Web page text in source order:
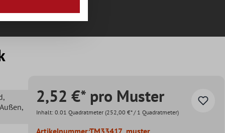
,
,
2,52 €* pro Muster
Inhalt: 0.01 Quadratmeter (252,00 €* / 1 Quadratmeter)
Artikelnummer:TM33417_muster